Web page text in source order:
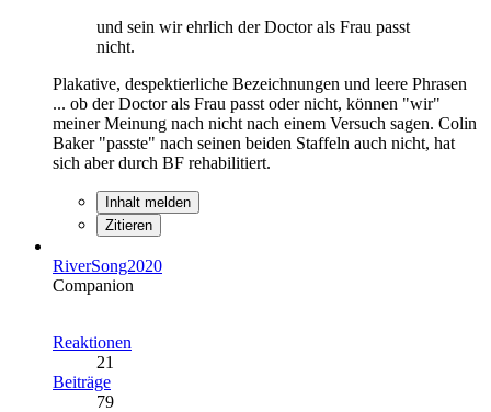
und sein wir ehrlich der Doctor als Frau passt
nicht.
Plakative, despektierliche Bezeichnungen und leere Phrasen
... ob der Doctor als Frau passt oder nicht, können "wir"
meiner Meinung nach nicht nach einem Versuch sagen. Colin
Baker "passte" nach seinen beiden Staffeln auch nicht, hat
sich aber durch BF rehabilitiert.
Inhalt melden
Zitieren
RiverSong2020
Companion
Reaktionen
21
Beiträge
79